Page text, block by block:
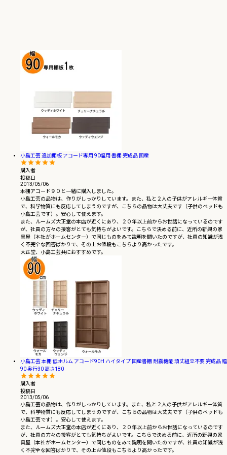
小島工芸 追加棚板 アコード専用 90幅用 書棚 完成品 国産
購入者
投稿日
2013/05/06
本棚アコード９０と一緒に購入しました。
小島工芸の品物は、作りがしっかりしています。また、私と２人の子供がアレルギー体質
で、科学物質にも反応してしまうのですが、こちらの品物は大丈夫です（子供のベッドも
小島工芸です）。安心して使えます。
また、ルームズ大正堂の本店が近くにあり、２０年以上前からお世話になっているのです
が、社員の方々の接客がとても気持ちがよいです。こちらで決める前に、近所の新興の家
具屋（本社がホームセンター）で同じものをみて説明を聞いたのですが、社員の知識が浅
く不完全な回答ばかりで、その上お値段もこちらより高かったです。
大正堂、小島工芸共におすすめです。
小島工芸 本棚 低ホルム アコード90H ハイタイプ 国産書棚 耐震機能 頑丈組立不要 完成品 幅
90 奥行30 高さ180
購入者
投稿日
2013/05/06
小島工芸の品物は、作りがしっかりしています。また、私と２人の子供がアレルギー体質
で、科学物質にも反応してしまうのですが、こちらの品物は大丈夫です（子供のベッドも
小島工芸です）。安心して使えます。
また、ルームズ大正堂の本店が近くにあり、２０年以上前からお世話になっているのです
が、社員の方々の接客がとても気持ちがよいです。こちらで決める前に、近所の新興の家
具屋（本社がホームセンター）で同じものをみて説明を聞いたのですが、社員の知識が浅
く不完全な回答ばかりで、その上お値段もこちらより高かったです。